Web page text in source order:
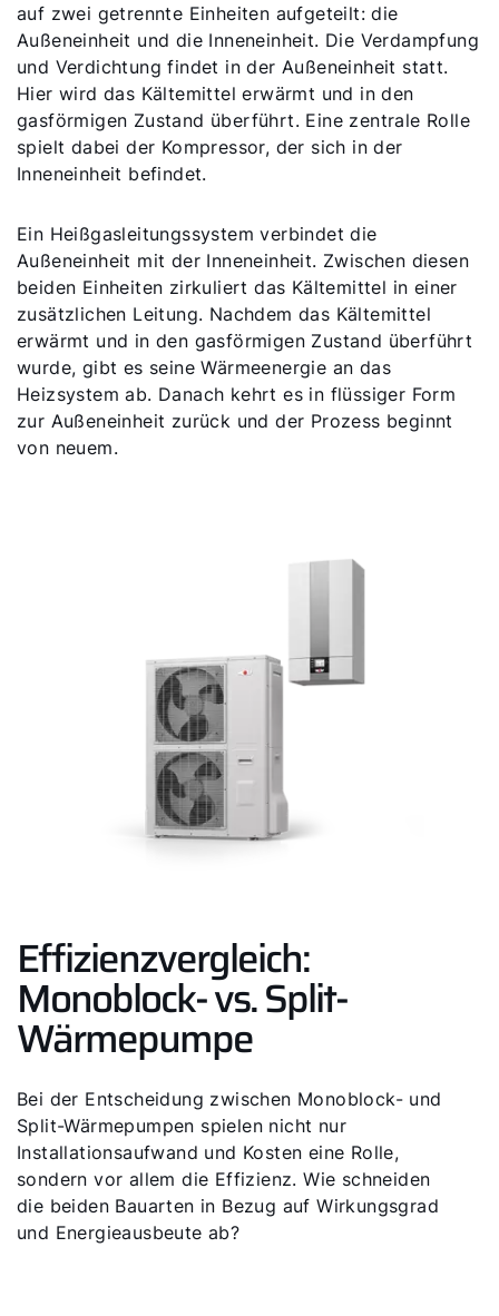
auf zwei getrennte Einheiten aufgeteilt: die
Außeneinheit und die Inneneinheit. Die Verdampfung
und Verdichtung findet in der Außeneinheit statt.
Hier wird das Kältemittel erwärmt und in den
gasförmigen Zustand überführt. Eine zentrale Rolle
spielt dabei der Kompressor, der sich in der
Inneneinheit befindet.
Ein Heißgasleitungssystem verbindet die
Außeneinheit mit der Inneneinheit. Zwischen diesen
beiden Einheiten zirkuliert das Kältemittel in einer
zusätzlichen Leitung. Nachdem das Kältemittel
erwärmt und in den gasförmigen Zustand überführt
wurde, gibt es seine Wärmeenergie an das
Heizsystem ab. Danach kehrt es in flüssiger Form
zur Außeneinheit zurück und der Prozess beginnt
von neuem.
Effizienzvergleich:
Monoblock- vs. Split-
Wärmepumpe
Bei der Entscheidung zwischen Monoblock- und
Split-Wärmepumpen spielen nicht nur
Installationsaufwand und Kosten eine Rolle,
sondern vor allem die Effizienz. Wie schneiden
die beiden Bauarten in Bezug auf Wirkungsgrad
und Energieausbeute ab?
Servus!
Wie können wir Ihnen helfen?
Produktberatung
Fachhandwerker finden
Wichtige Links